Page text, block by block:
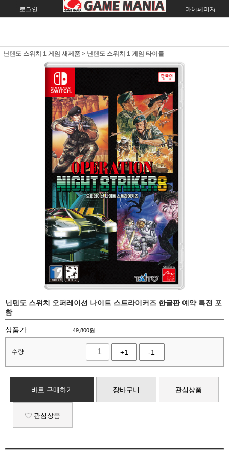
로그인 회원가입 주문조회 마이페이지
닌텐도 스위치 1 게임 새제품 > 닌텐도 스위치 1 게임 타이틀
닌텐도 스위치 오퍼레이션 나이트 스트라이커즈 한글판 예약 특전 포
함
상품가 49,800원
수량 +1 -1
바로 구매하기 장바구니 관심상품
관심상품